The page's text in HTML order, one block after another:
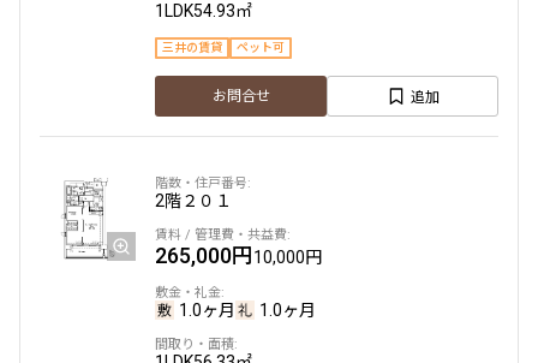
1LDK54.93㎡
三井の賃貸 ペット可
お問合せ 追加
2階２０１
265,000円10,000円
1.0ヶ月 1.0ヶ月